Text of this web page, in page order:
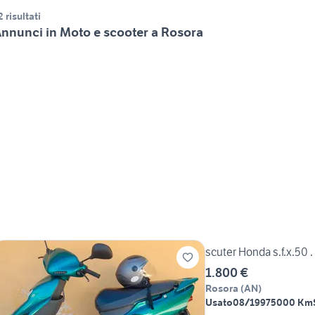
risultati
in Moto e scooter a Rosora
scuter Honda s.f.x.50 .
1.800 €
Rosora (AN)
Usato08/19975000 Km